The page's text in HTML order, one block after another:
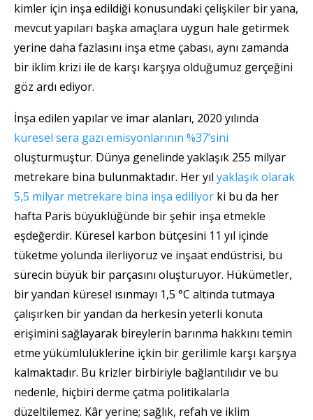
kimler için inşa edildiği konusundaki çelişkiler bir yana,
mevcut yapıları başka amaçlara uygun hale getirmek
yerine daha fazlasını inşa etme çabası, aynı zamanda
bir iklim krizi ile de karşı karşıya olduğumuz gerçeğini
göz ardı ediyor.
İnşa edilen yapılar ve imar alanları, 2020 yılında
küresel sera gazı emisyonlarının %37’sini
oluşturmuştur. Dünya genelinde yaklaşık 255 milyar
metrekare bina bulunmaktadır. Her yıl yaklaşık olarak
5,5 milyar metrekare bina inşa ediliyor ki bu da her
hafta Paris büyüklüğünde bir şehir inşa etmekle
eşdeğerdir. Küresel karbon bütçesini 11 yıl içinde
tüketme yolunda ilerliyoruz ve inşaat endüstrisi, bu
sürecin büyük bir parçasını oluşturuyor. Hükümetler,
bir yandan küresel ısınmayı 1,5 °C altında tutmaya
çalışırken bir yandan da herkesin yeterli konuta
erişimini sağlayarak bireylerin barınma hakkını temin
etme yükümlülüklerine içkin bir gerilimle karşı karşıya
kalmaktadır. Bu krizler birbiriyle bağlantılıdır ve bu
nedenle, hiçbiri derme çatma politikalarla
düzeltilemez. Kâr yerine; sağlık, refah ve iklim